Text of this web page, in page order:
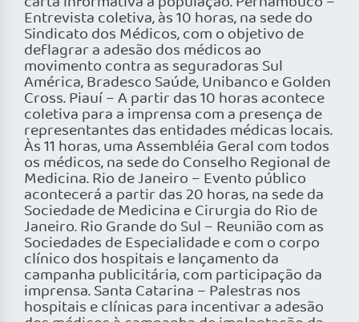
Entrevista coletiva, às 10 horas, na sede do
Sindicato dos Médicos, com o objetivo de
deflagrar a adesão dos médicos ao
movimento contra as seguradoras Sul
América, Bradesco Saúde, Unibanco e Golden
Cross. Piauí – A partir das 10 horas acontece
coletiva para a imprensa com a presença de
representantes das entidades médicas locais.
Às 11 horas, uma Assembléia Geral com todos
os médicos, na sede do Conselho Regional de
Medicina. Rio de Janeiro – Evento público
acontecerá a partir das 20 horas, na sede da
Sociedade de Medicina e Cirurgia do Rio de
Janeiro. Rio Grande do Sul – Reunião com as
Sociedades de Especialidade e com o corpo
clínico dos hospitais e lançamento da
campanha publicitária, com participação da
imprensa. Santa Catarina – Palestras nos
hospitais e clínicas para incentivar a adesão